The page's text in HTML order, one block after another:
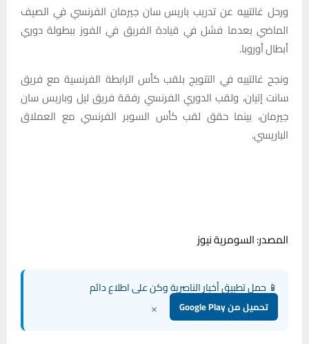
ورحل غالتييه عن تدريب باريس سان جيرمان الفرنسي في الصيف
الماضي بعدما فشل في قيادة الفريق في الفوز ببطولة دوري
أبطال أوروبا.
ونجح غالتييه في التتويج بلقب كأس الرابطة الفرنسية مع فريق
سانت إتيان، ولقب الدوري الفرنسي رفقة فريق ليل وباريس سان
جيرمان، بينما حقق لقب كأس السوبر الفرنسي مع العملاق
الباريسي.
المصدر: السومرية نيوز
📱 حمل تطبيق أخبار الناصرية وكن على اطلاع دائم
تحميل من Google Play ×